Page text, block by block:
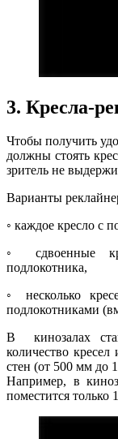
3. Кресла-
Чтобы получить
должны стоять
зритель не
Варианты
◦ каждое кресло с
◦ сдвоенные
подлокотника,
◦ несколько
подлокотниками
В кинозалах
количество кресел
стен (от 500 мм до
Например, в
поместится только